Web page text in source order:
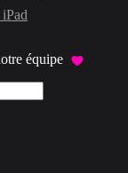
équipe